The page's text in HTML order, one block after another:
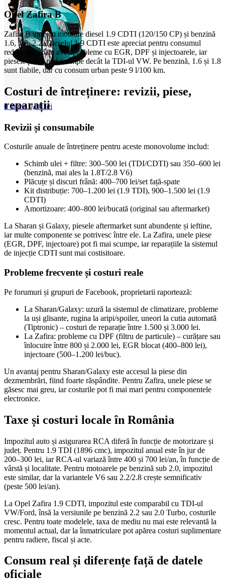
0items 0,00lei
Opel Zafira B
Zafira B vine cu motoare diesel 1.9 CDTI (120/150 CP) și benzină
1.6, 1.8, 2.2. Dieselul 1.9 CDTI este apreciat pentru consumul
redus, dar poate avea probleme cu EGR, DPF și injectoarele, iar
piesele pot fi mai scumpe decât la TDI-ul VW. Pe benzină, 1.6 și 1.8
sunt fiabile, dar cu consum urban peste 9 l/100 km.
Costuri de întreținere: revizii, piese,
reparații
Revizii și consumabile
Costurile anuale de întreținere pentru aceste monovolume includ:
Schimb ulei + filtre: 300–500 lei (TDI/CDTI) sau 350–600 lei
(benzină, mai ales la 1.8T/2.8 V6)
Plăcuțe și discuri frână: 400–700 lei/set față-spate
Kit distribuție: 700–1.200 lei (1.9 TDI), 900–1.500 lei (1.9
CDTI)
Amortizoare: 400–800 lei/bucată (original sau aftermarket)
La Sharan și Galaxy, piesele aftermarket sunt abundente și ieftine,
iar multe componente se potrivesc între ele. La Zafira, unele piese
(EGR, DPF, injectoare) pot fi mai scumpe, iar reparațiile la sistemul
de injecție CDTI sunt mai costisitoare.
Probleme frecvente și costuri reale
Pe forumuri și grupuri de Facebook, proprietarii raportează:
La Sharan/Galaxy: uzură la sistemul de climatizare, probleme
la uși glisante, rugina la aripi/spoiler, uneori la cutia automată
(Tiptronic) – costuri de reparație între 1.500 și 3.000 lei.
La Zafira: probleme cu DPF (filtru de particule) – curățare sau
înlocuire între 800 și 2.000 lei, EGR blocat (400–800 lei),
injectoare (500–1.200 lei/buc).
Un avantaj pentru Sharan/Galaxy este accesul la piese din
dezmembrări, fiind foarte răspândite. Pentru Zafira, unele piese se
găsesc mai greu, iar costurile pot fi mai mari pentru componentele
electronice.
Taxe și costuri locale în România
Impozitul auto și asigurarea RCA diferă în funcție de motorizare și
județ. Pentru 1.9 TDI (1896 cmc), impozitul anual este în jur de
200–300 lei, iar RCA-ul variază între 400 și 700 lei/an, în funcție de
vârstă și localitate. Pentru motoarele pe benzină sub 2.0, impozitul
este similar, dar la variantele V6 sau 2.2/2.8 crește semnificativ
(peste 500 lei/an).
La Opel Zafira 1.9 CDTI, impozitul este comparabil cu TDI-ul
VW/Ford, însă la versiunile pe benzină 2.2 sau 2.0 Turbo, costurile
cresc. Pentru toate modelele, taxa de mediu nu mai este relevantă la
momentul actual, dar la înmatriculare pot apărea costuri suplimentare
pentru radiere, fiscal și acte.
Consum real și diferențe față de datele
oficiale